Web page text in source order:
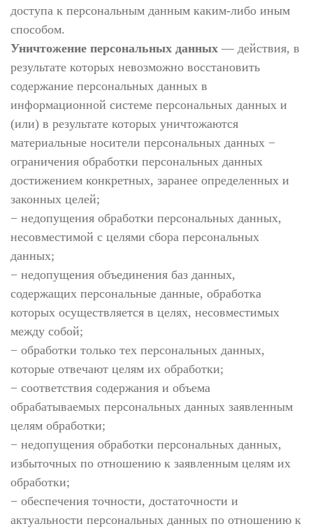
доступа к персональным данным каким-либо иным
способом.
Уничтожение персональных данных — действия, в
результате которых невозможно восстановить
содержание персональных данных в
информационной системе персональных данных и
(или) в результате которых уничтожаются
материальные носители персональных данных −
ограничения обработки персональных данных
достижением конкретных, заранее определенных и
законных целей;
− недопущения обработки персональных данных,
несовместимой с целями сбора персональных
данных;
− недопущения объединения баз данных,
содержащих персональные данные, обработка
которых осуществляется в целях, несовместимых
между собой;
− обработки только тех персональных данных,
которые отвечают целям их обработки;
− соответствия содержания и объема
обрабатываемых персональных данных заявленным
целям обработки;
− недопущения обработки персональных данных,
избыточных по отношению к заявленным целям их
обработки;
− обеспечения точности, достаточности и
актуальности персональных данных по отношению к